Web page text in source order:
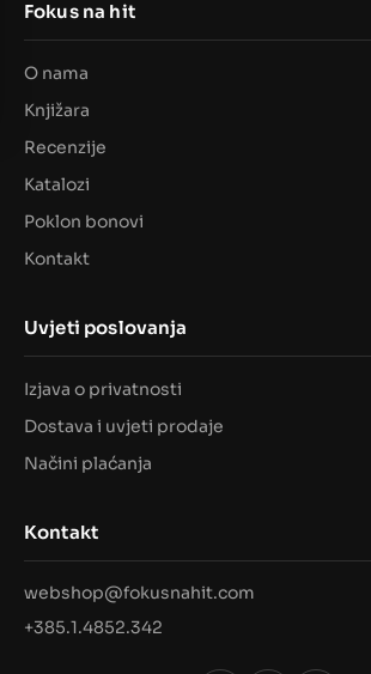
Fokus na hit
O nama
Knjižara
Recenzije
Katalozi
Poklon bonovi
Kontakt
Uvjeti poslovanja
Izjava o privatnosti
Dostava i uvjeti prodaje
Načini plaćanja
Kontakt
webshop@fokusnahit.com
+385.1.4852.342